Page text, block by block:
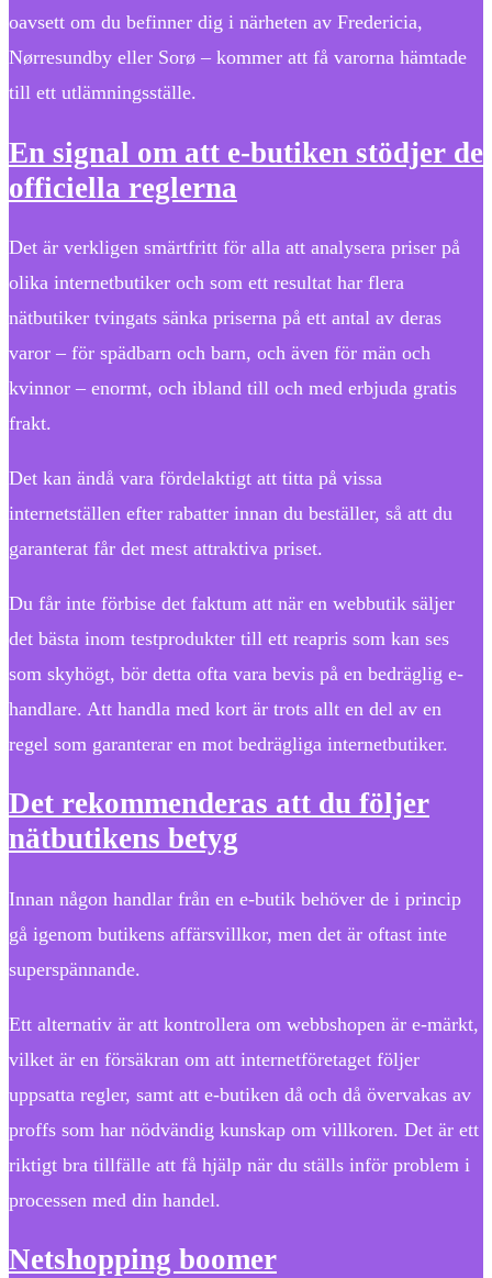
oavsett om du befinner dig i närheten av Fredericia,
Nørresundby eller Sorø – kommer att få varorna hämtade
till ett utlämningsställe.
En signal om att e-butiken stödjer de
officiella reglerna
Det är verkligen smärtfritt för alla att analysera priser på
olika internetbutiker och som ett resultat har flera
nätbutiker tvingats sänka priserna på ett antal av deras
varor – för spädbarn och barn, och även för män och
kvinnor – enormt, och ibland till och med erbjuda gratis
frakt.
Det kan ändå vara fördelaktigt att titta på vissa
internetställen efter rabatter innan du beställer, så att du
garanterat får det mest attraktiva priset.
Du får inte förbise det faktum att när en webbutik säljer
det bästa inom testprodukter till ett reapris som kan ses
som skyhögt, bör detta ofta vara bevis på en bedräglig e-
handlare. Att handla med kort är trots allt en del av en
regel som garanterar en mot bedrägliga internetbutiker.
Det rekommenderas att du följer
nätbutikens betyg
Innan någon handlar från en e-butik behöver de i princip
gå igenom butikens affärsvillkor, men det är oftast inte
superspännande.
Ett alternativ är att kontrollera om webbshopen är e-märkt,
vilket är en försäkran om att internetföretaget följer
uppsatta regler, samt att e-butiken då och då övervakas av
proffs som har nödvändig kunskap om villkoren. Det är ett
riktigt bra tillfälle att få hjälp när du ställs inför problem i
processen med din handel.
Netshopping boomer